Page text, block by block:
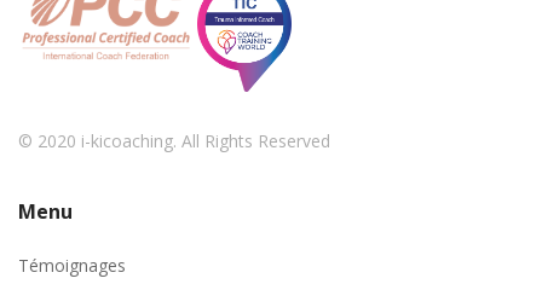
© 2020 i-kicoaching. All Rights Reserved
Menu
Témoignages